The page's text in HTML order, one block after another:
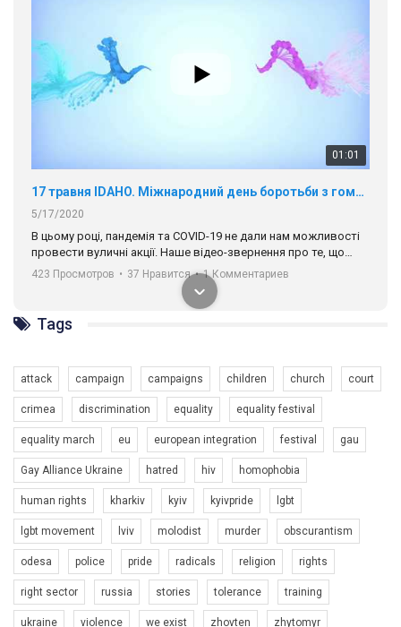
01:01
17 травня IDAHO. Міжнародний день боротьби з гомофобією трансфобією і біфобія.
5/17/2020
В цьому році, пандемія та COVІD-19 не дали нам можливості
провести вуличні акції. Наше відео-звернення про те, що
навіть коли ми у різних містах та не можемо зустрінеться, ми
разом. Ми закликаємо всіх хто поділяє цінності рівності та
солідарності, приєднатися до нас. Регіональні підрозділи
ГАУ є в 16 областях України.
Разом наш голос лунає гучніше!
423 Просмотров • 37 Нравится • 1 Комментариев
Зупинимо насильство проти ЛГБТ в Україні! Stop violence against LGBT in Ukraine!
6/30/2017
Емоційний та вражаючий промо-ролік на конкурс PACT, який
представляє програму "Гей-альянс Україна" з протидії
насильству проти ЛГБТ в Україні.
1.9K Просмотров • 226 Нравится 5 Комментариев
Tags
attack campaign campaigns children church court
crimea discrimination equality equality festival
equality march eu european integration festival gau
Gay Alliance Ukraine hatred hiv homophobia
human rights kharkiv kyiv kyivpride lgbt
lgbt movement lviv molodist murder obscurantism
odesa police pride radicals religion rights
right sector russia stories tolerance training
ukraine violence we exist zhovten zhytomyr